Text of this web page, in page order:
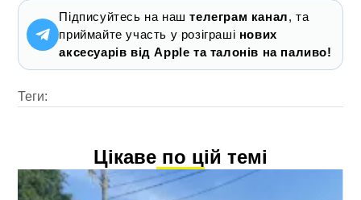
Підписуйтесь на наштелеграм канал, та
приймайте участь у розіграші нових
аксесуарів від Apple та талонів на паливо!
Теги:
Цікаве по цій темі